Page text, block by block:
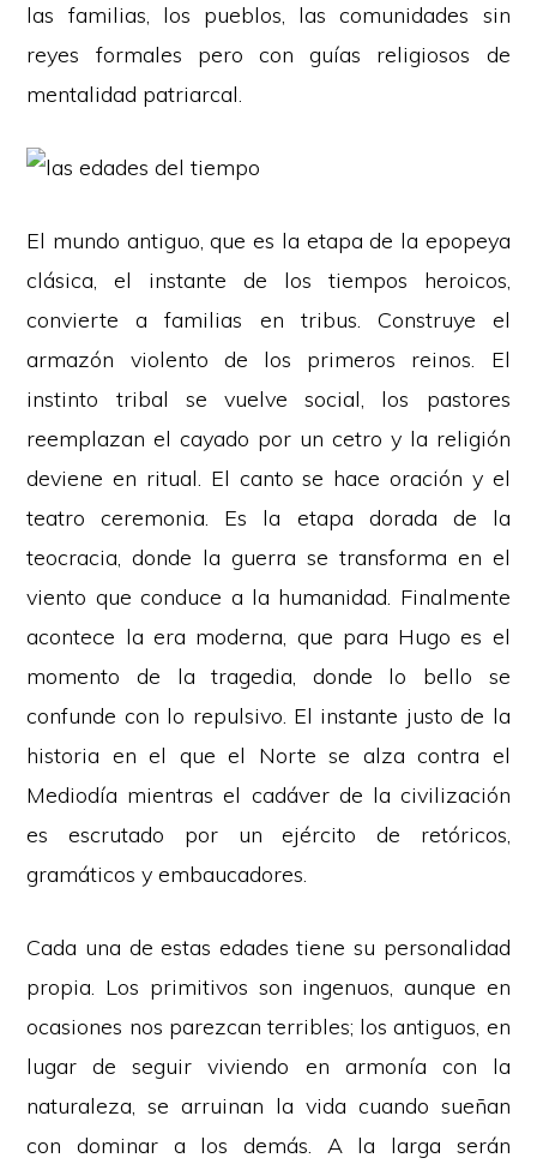
las familias, los pueblos, las comunidades sin
reyes formales pero con guías religiosos de
mentalidad patriarcal.
El mundo antiguo, que es la etapa de la epopeya
clásica, el instante de los tiempos heroicos,
convierte a familias en tribus. Construye el
armazón violento de los primeros reinos. El
instinto tribal se vuelve social, los pastores
reemplazan el cayado por un cetro y la religión
deviene en ritual. El canto se hace oración y el
teatro ceremonia. Es la etapa dorada de la
teocracia, donde la guerra se transforma en el
viento que conduce a la humanidad. Finalmente
acontece la era moderna, que para Hugo es el
momento de la tragedia, donde lo bello se
confunde con lo repulsivo. El instante justo de la
historia en el que el Norte se alza contra el
Mediodía mientras el cadáver de la civilización
es escrutado por un ejército de retóricos,
gramáticos y embaucadores.
Cada una de estas edades tiene su personalidad
propia. Los primitivos son ingenuos, aunque en
ocasiones nos parezcan terribles; los antiguos, en
lugar de seguir viviendo en armonía con la
naturaleza, se arruinan la vida cuando sueñan
con dominar a los demás. A la larga serán